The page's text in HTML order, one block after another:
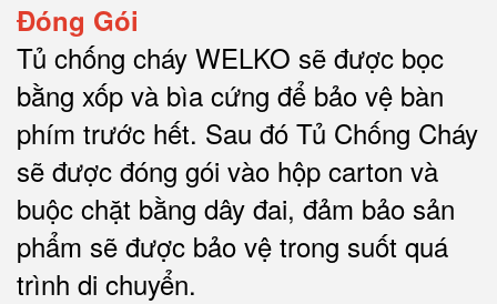
Đóng Gói
Tủ chống cháy WELKO sẽ được bọc
bằng xốp và bìa cứng để bảo vệ bàn
phím trước hết. Sau đó Tủ Chống Cháy
sẽ được đóng gói vào hộp carton và
buộc chặt bằng dây đai, đảm bảo sản
phẩm sẽ được bảo vệ trong suốt quá
trình di chuyển.